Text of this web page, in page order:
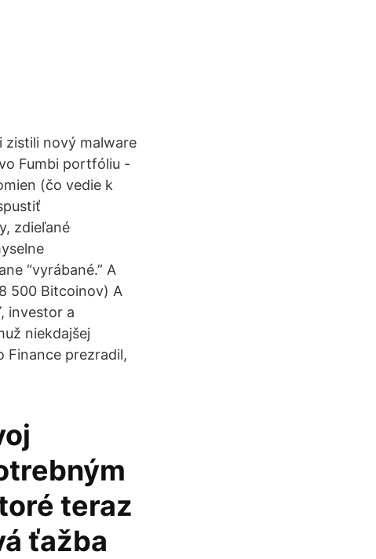
zistili nový malware
Fumbi portfóliu -
(čo vedie k
zdieľané
“vyrábané.” A
500 Bitcoinov) A
investor a
niekdajšej
Finance prezradil,
teraz
ťažba